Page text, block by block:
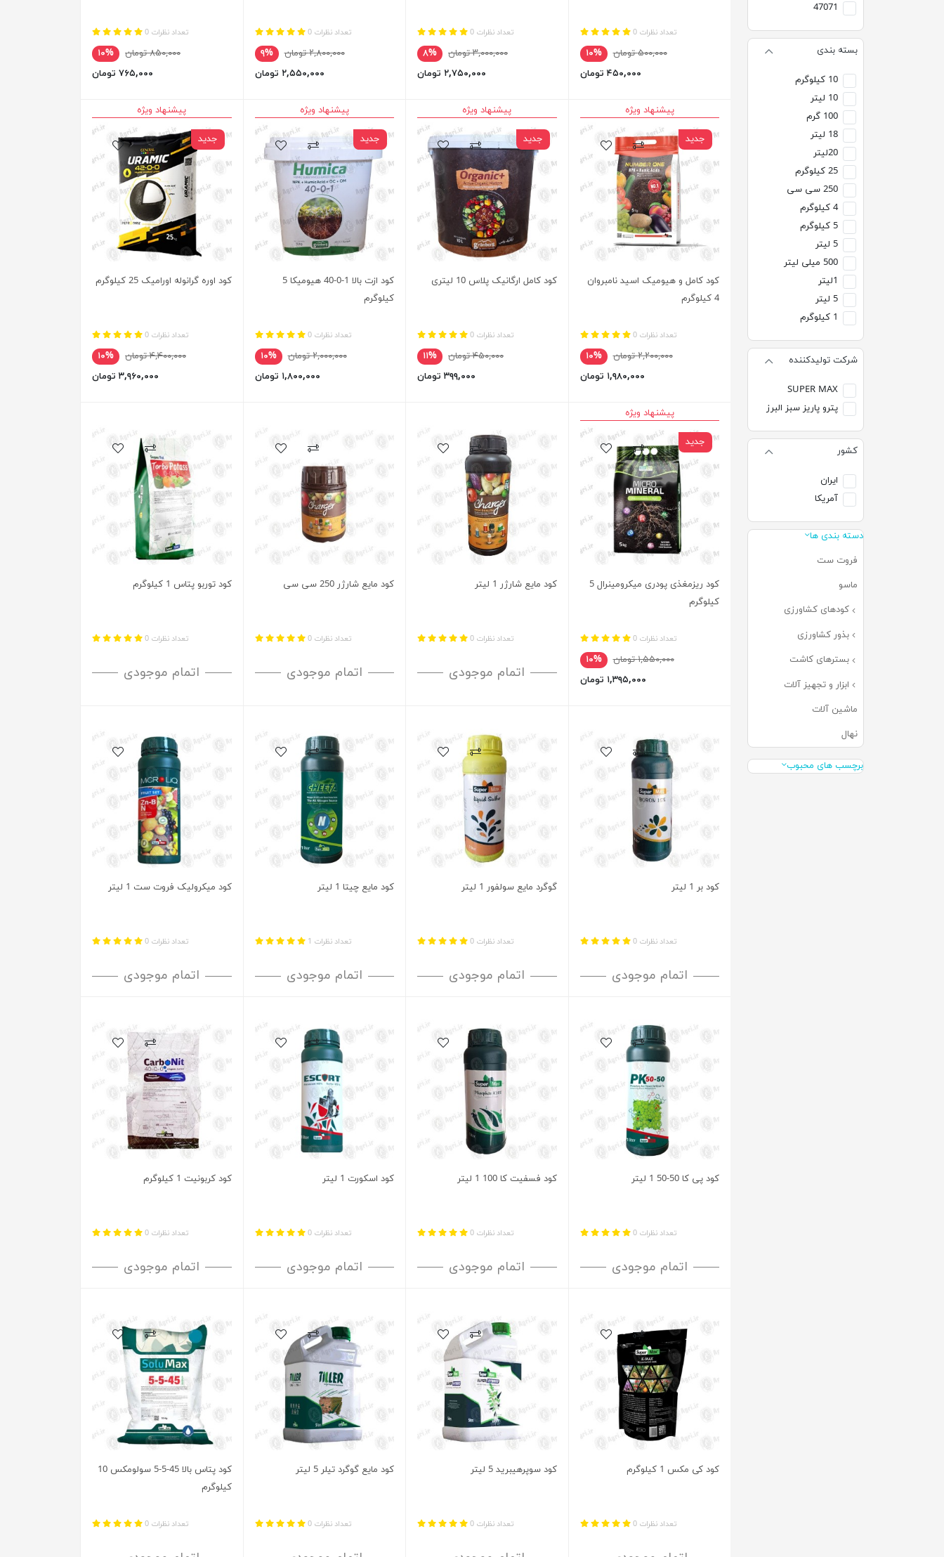
47071
بسته بندی
10 کیلوگرم
10 لیتر
100 گرم
18 لیتر
20لیتر
25 کیلوگرم
250 سی سی
4 کیلوگرم
5 کیلوگرم
5 لیتر
500 میلی لیتر
1لیتر
5 لیتر
1 کیلوگرم
شرکت تولیدکننده
SUPER MAX
پترو پاریز سبز البرز
کشور
ایران
آمریکا
دسته بندی ها
فروت ست
ماسو
کودهای کشاورزی
بذور کشاورزی
بسترهای کاشت
ابزار و تجهیز آلات
ماشین آلات
نهال
برچسب های محبوب
تعداد نظرات 0
۵۰۰,۰۰۰ تومان
۱۰%
۴۵۰,۰۰۰ تومان
تعداد نظرات 0
۳,۰۰۰,۰۰۰ تومان
۸%
۲,۷۵۰,۰۰۰ تومان
تعداد نظرات 0
۲,۸۰۰,۰۰۰ تومان
۹%
۲,۵۵۰,۰۰۰ تومان
تعداد نظرات 0
۸۵۰,۰۰۰ تومان
۱۰%
۷۶۵,۰۰۰ تومان
جدید
پیشنهاد ویژه
کود کامل و هیومیک اسید نامبروان
4 کیلوگرم
تعداد نظرات 0
۲,۲۰۰,۰۰۰ تومان
۱۰%
۱,۹۸۰,۰۰۰ تومان
جدید
پیشنهاد ویژه
کود کامل ارگانیک پلاس 10 لیتری
تعداد نظرات 0
۴۵۰,۰۰۰ تومان
۱۱%
۳۹۹,۰۰۰ تومان
جدید
پیشنهاد ویژه
کود ازت بالا 1-0-40 هیومیکا 5
کیلوگرم
تعداد نظرات 0
۲,۰۰۰,۰۰۰ تومان
۱۰%
۱,۸۰۰,۰۰۰ تومان
جدید
پیشنهاد ویژه
کود اوره گرانوله اورامیک 25 کیلوگرم
تعداد نظرات 0
۴,۴۰۰,۰۰۰ تومان
۱۰%
۳,۹۶۰,۰۰۰ تومان
جدید
پیشنهاد ویژه
کود ریزمغذی پودری میکرومینرال 5
کیلوگرم
تعداد نظرات 0
۱,۵۵۰,۰۰۰ تومان
۱۰%
۱,۳۹۵,۰۰۰ تومان
کود مایع شارژر 1 لیتر
تعداد نظرات 0
اتمام موجودی
کود مایع شارژر 250 سی سی
تعداد نظرات 0
اتمام موجودی
کود توربو پتاس 1 کیلوگرم
تعداد نظرات 0
اتمام موجودی
کود بر 1 لیتر
تعداد نظرات 0
اتمام موجودی
گوگرد مایع سولفور 1 لیتر
تعداد نظرات 0
اتمام موجودی
کود مایع چیتا 1 لیتر
تعداد نظرات 1
اتمام موجودی
کود میکرولیک فروت ست 1 لیتر
تعداد نظرات 0
اتمام موجودی
کود پی کا 50-50 1 لیتر
تعداد نظرات 0
اتمام موجودی
کود فسفیت کا 100 1 لیتر
تعداد نظرات 0
اتمام موجودی
کود اسکورت 1 لیتر
تعداد نظرات 0
اتمام موجودی
کود کربونیت 1 کیلوگرم
تعداد نظرات 0
اتمام موجودی
کود کی مکس 1 کیلوگرم
تعداد نظرات 0
کود سوپرهیبرید 5 لیتر
تعداد نظرات 0
کود مایع گوگرد تیلر 5 لیتر
تعداد نظرات 0
کود پتاس بالا 45-5-5 سولومکس 10
کیلوگرم
تعداد نظرات 0